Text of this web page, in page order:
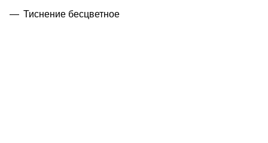
Тиснение бесцветное